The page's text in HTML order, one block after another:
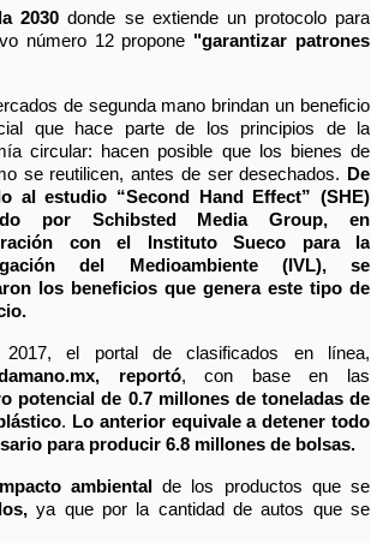
2030 donde se extiende un protocolo para
número 12 propone "garantizar patrones
de segunda mano brindan un beneficio
que hace parte de los principios de la
circular: hacen posible que los bienes de
se reutilicen, antes de ser desechados. De
al estudio “Second Hand Effect” (SHE)
por Schibsted Media Group, en
con el Instituto Sueco para la
del Medioambiente (IVL), se
los beneficios que genera este tipo de
reportó, con base en las
potencial de 0.7 millones de toneladas de
. Lo anterior equivale a detener todo
para producir 6.8 millones de bolsas.
ambiental de los productos que se
ya que por la cantidad de autos que se